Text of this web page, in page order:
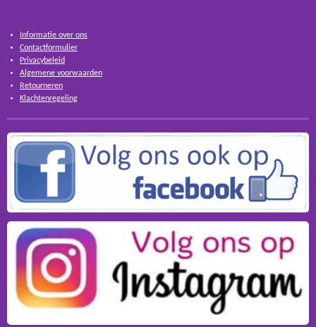
Informatie over ons
Contactformulier
Privacybeleid
Algemene voorwaarden
Retourneren
Klachtenregeling